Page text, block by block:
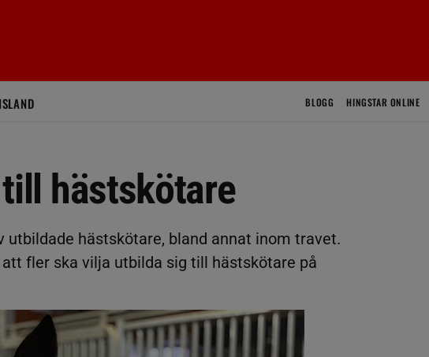
BLOGG HINGSTAR ONLINE
hästskötare
utbildade hästskötare, bland annat inom travet.
fler ska vilja utbilda sig till hästskötare på